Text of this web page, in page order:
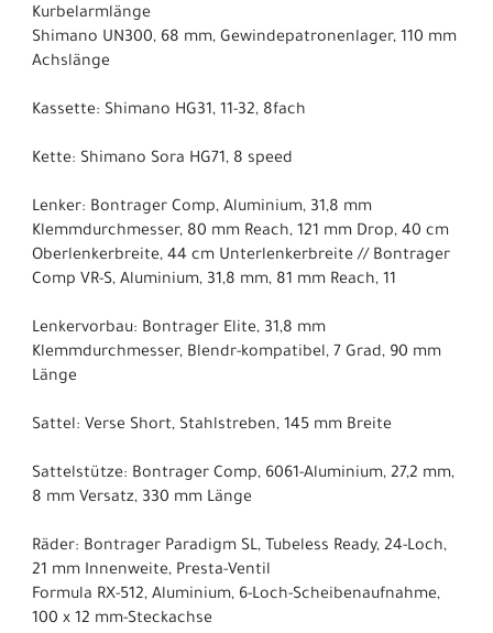
Kurbelarmlänge
Shimano UN300, 68 mm, Gewindepatronenlager, 110 mm
Achslänge
Kassette: Shimano HG31, 11-32, 8fach
Kette: Shimano Sora HG71, 8 speed
Lenker: Bontrager Comp, Aluminium, 31,8 mm
Klemmdurchmesser, 80 mm Reach, 121 mm Drop, 40 cm
Oberlenkerbreite, 44 cm Unterlenkerbreite // Bontrager
Comp VR-S, Aluminium, 31,8 mm, 81 mm Reach, 11
Lenkervorbau: Bontrager Elite, 31,8 mm
Klemmdurchmesser, Blendr-kompatibel, 7 Grad, 90 mm
Länge
Sattel: Verse Short, Stahlstreben, 145 mm Breite
Sattelstütze: Bontrager Comp, 6061-Aluminium, 27,2 mm,
8 mm Versatz, 330 mm Länge
Räder: Bontrager Paradigm SL, Tubeless Ready, 24-Loch,
21 mm Innenweite, Presta-Ventil
Formula RX-512, Aluminium, 6-Loch-Scheibenaufnahme,
100 x 12 mm-Steckachse